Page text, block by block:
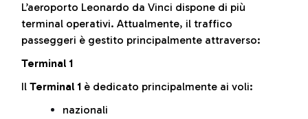
L’aeroporto Leonardo da Vinci dispone di più
terminal operativi. Attualmente, il traffico
passeggeri è gestito principalmente attraverso:
Terminal 1
Il Terminal 1 è dedicato principalmente ai voli:
nazionali